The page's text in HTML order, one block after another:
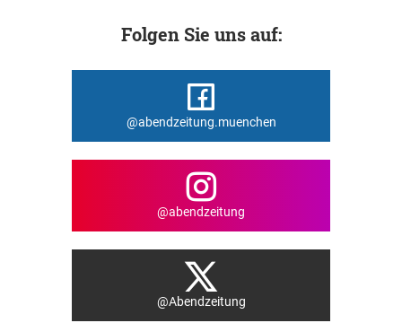
Folgen Sie uns auf:
@abendzeitung.muenchen
@abendzeitung
@Abendzeitung